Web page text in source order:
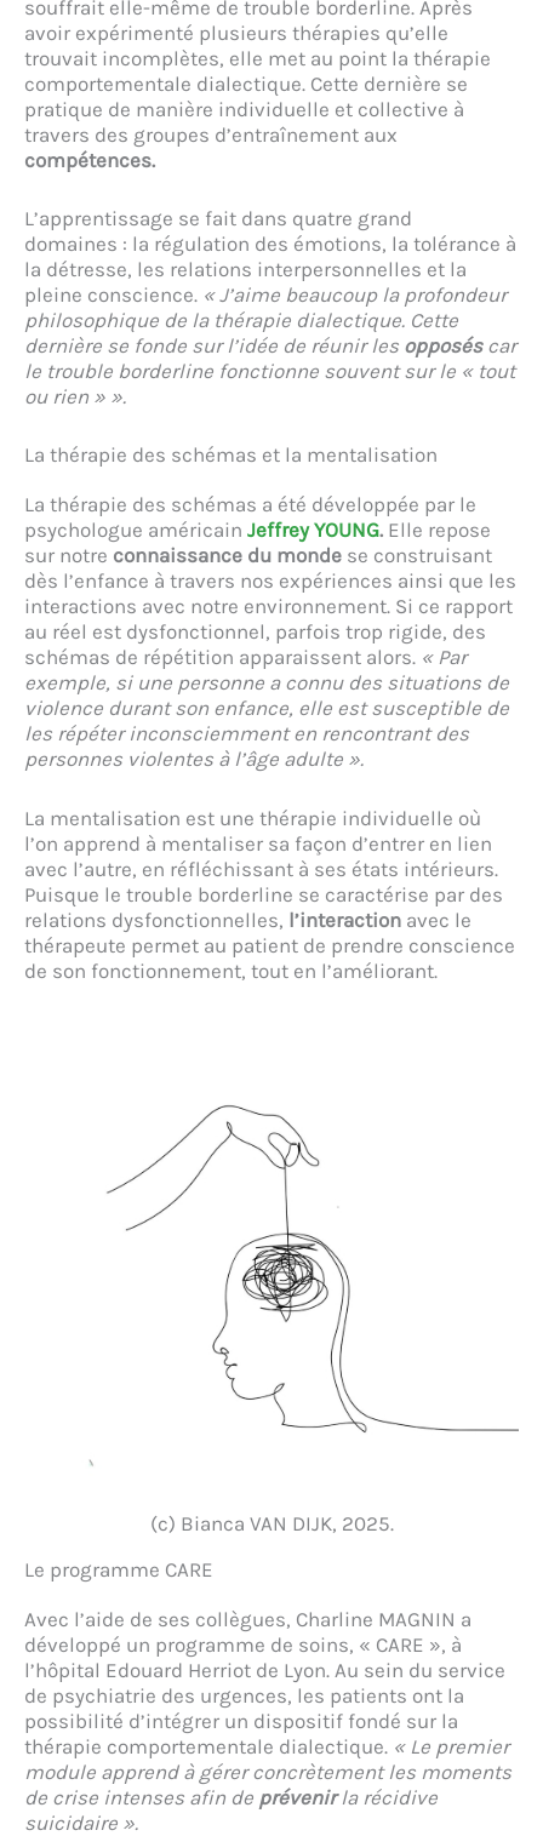
souffrait elle-même de trouble borderline. Après
avoir expérimenté plusieurs thérapies qu’elle
trouvait incomplètes, elle met au point la thérapie
comportementale dialectique. Cette dernière se
pratique de manière individuelle et collective à
travers des groupes d’entraînement aux
compétences.
L’apprentissage se fait dans quatre grand
domaines : la régulation des émotions, la tolérance à
la détresse, les relations interpersonnelles et la
pleine conscience. « J’aime beaucoup la profondeur
philosophique de la thérapie dialectique. Cette
dernière se fonde sur l’idée de réunir les opposéscar
le trouble borderline fonctionne souvent sur le « tout
ou rien » ».
La thérapie des schémas et la mentalisation
La thérapie des schémas a été développée par le
psychologue américain Jeffrey YOUNG. Elle repose
sur notre connaissance du monde se construisant
dès l’enfance à travers nos expériences ainsi que les
interactions avec notre environnement. Si ce rapport
au réel est dysfonctionnel, parfois trop rigide, des
schémas de répétition apparaissent alors. « Par
exemple, si une personne a connu des situations de
violence durant son enfance, elle est susceptible de
les répéter inconsciemment en rencontrant des
personnes violentes à l’âge adulte ».
La mentalisation est une thérapie individuelle où
l’on apprend à mentaliser sa façon d’entrer en lien
avec l’autre, en réfléchissant à ses états intérieurs.
Puisque le trouble borderline se caractérise par des
relations dysfonctionnelles, l’interaction avec le
thérapeute permet au patient de prendre conscience
de son fonctionnement, tout en l’améliorant.
(c) Bianca VAN DIJK, 2025.
Le programme CARE
Avec l’aide de ses collègues, Charline MAGNIN a
développé un programme de soins, « CARE », à
l’hôpital Edouard Herriot de Lyon. Au sein du service
de psychiatrie des urgences, les patients ont la
possibilité d’intégrer un dispositif fondé sur la
thérapie comportementale dialectique. « Le premier
module apprend à gérer concrètement les moments
de crise intenses afin de prévenirla récidive
suicidaire ».